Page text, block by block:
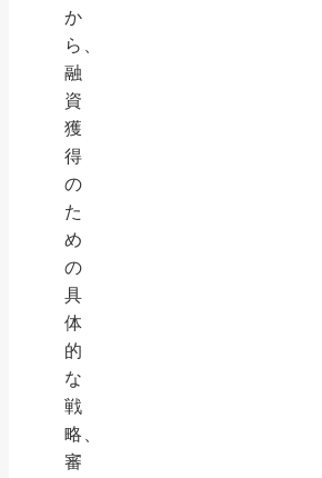
か
ら、
融
資
獲
得
の
た
め
の
具
体
的
な
戦
略、
審